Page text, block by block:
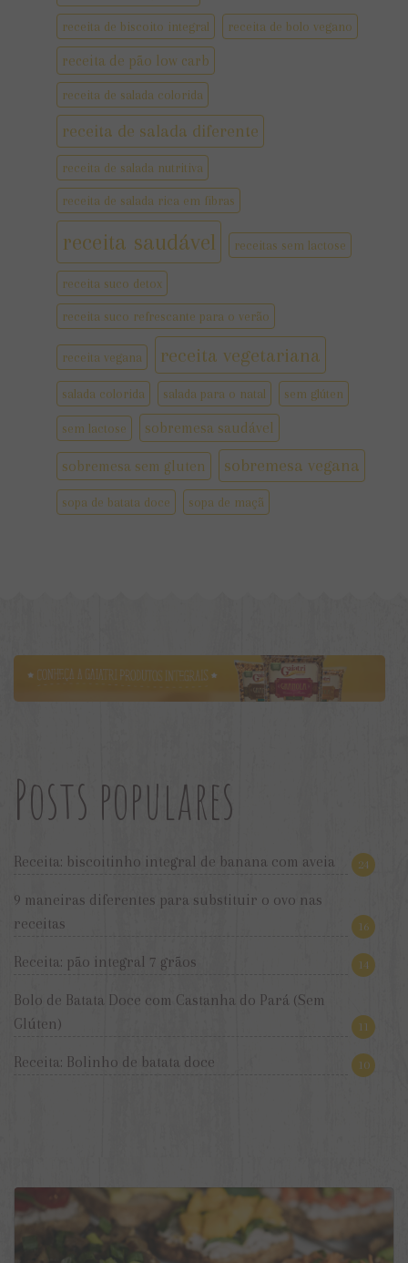
receita de biscoito integral receita de bolo vegano
receita de pão low carb
receita de salada colorida
receita de salada diferente
receita de salada nutritiva
receita de salada rica em fibras
receita saudável receitas sem lactose
receita suco detox
receita suco refrescante para o verão
receita vegana receita vegetariana
salada colorida salada para o natal sem glúten
sem lactose sobremesa saudável
sobremesa sem gluten sobremesa vegana
sopa de batata doce sopa de maçã
Posts populares
Receita: biscoitinho integral de banana com aveia 24
9 maneiras diferentes para substituir o ovo nas
receitas
16
Receita: pão integral 7 grãos 14
Bolo de Batata Doce com Castanha do Pará (Sem
Glúten)
11
Receita: Bolinho de batata doce 10